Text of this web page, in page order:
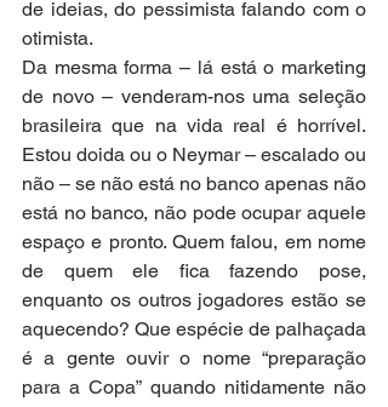
de ideias, do pessimista falando com o
otimista.
Da mesma forma – lá está o marketing
de novo – venderam-nos uma seleção
brasileira que na vida real é horrível.
Estou doida ou o Neymar – escalado ou
não – se não está no banco apenas não
está no banco, não pode ocupar aquele
espaço e pronto. Quem falou, em nome
de quem ele fica fazendo pose,
enquanto os outros jogadores estão se
aquecendo? Que espécie de palhaçada
é a gente ouvir o nome “preparação
para a Copa” quando nitidamente não